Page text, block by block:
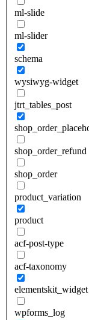
ml-slide
ml-slider
schema
wysiwyg-widget
jtrt_tables_post
shop_order_refund
shop_order
product_variation
product
acf-post-type
acf-taxonomy
elementskit_widget
wpforms_log